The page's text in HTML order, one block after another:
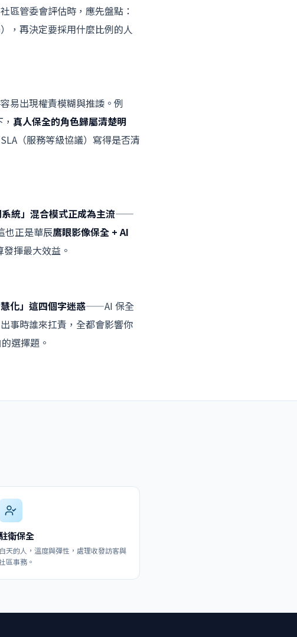
區管委會評估時，應先盤點：
，再決定要採用什麼比例的人
易出現權責模糊與推諉。例
真人保全的角色歸屬清楚明
（服務等級協議）寫得是否清
系統」混合模式正成為主流——
也正是華辰鷹眼影像保全 + AI
揮最大效益。
化」這四個字迷惑——AI 保全
事時誰來扛責，全都會影響你
選擇題。
衛保全
白天的人，溫度與彈性，處理收發訪客與
區事務。